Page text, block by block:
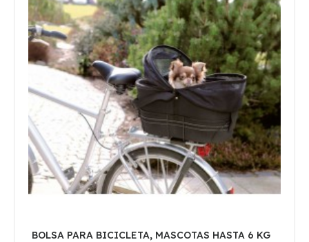
BOLSA PARA BICICLETA, MASCOTAS HASTA 6 KG